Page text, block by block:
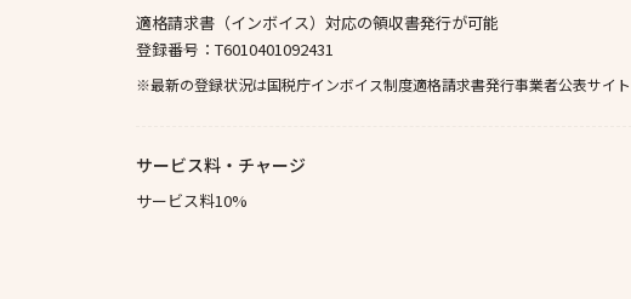
適格請求書（インボイス）対応の領収書発行が可能
登録番号：T6010401092431
※最新の登録状況は国税庁インボイス制度適格請求書発行事業者公表サイ
サービス料・チャージ
サービス料10%